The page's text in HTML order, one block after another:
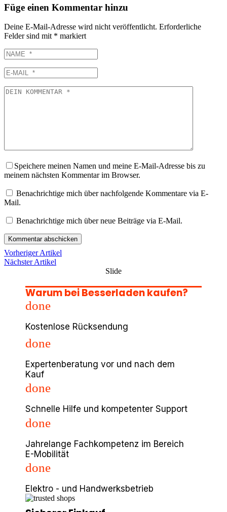
Füge einen Kommentar hinzu
Deine E-Mail-Adresse wird nicht veröffentlicht. Erforderliche
Felder sind mit * markiert
NAME
E-
MAIL
DEIN
Speichere meinen Namen und meine E-Mail-Adresse bis zu
meinem nächsten Kommentar im Browser.
Benachrichtige mich über nachfolgende Kommentare via E-
Mail.
Benachrichtige mich über neue Beiträge via E-Mail.
Vorheriger Artikel
Nächster Artikel
Slide
Warum bei Besserladen kaufen?
done
Kostenlose Rücksendung
done
Expertenberatung vor und nach dem
Kauf
done
Schnelle Hilfe und kompetenter Support
done
Jahrelange Fachkompetenz im Bereich
E-Mobilität
done
Elektro - und Handwerksbetrieb